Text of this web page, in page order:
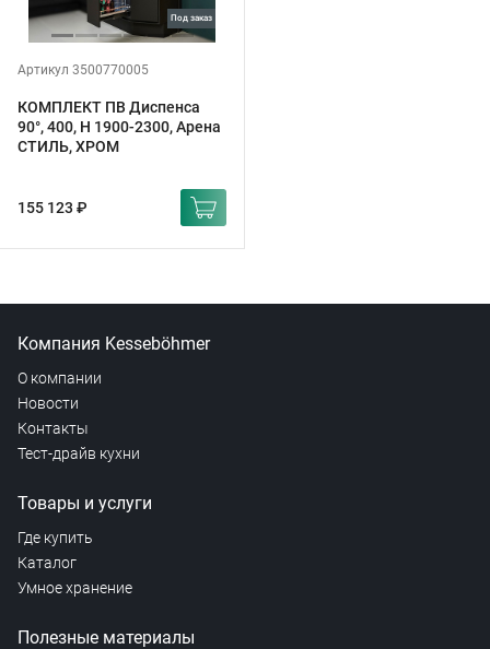
под заказ
Артикул 3500770005
КОМПЛЕКТ ПВ Диспенса
90°, 400, H 1900-2300, Арена
СТИЛЬ, ХРОМ
155 123 ₽
Компания Kesseböhmer
О компании
Новости
Контакты
Тест-драйв кухни
Товары и услуги
Где купить
Каталог
Умное хранение
Полезные материалы